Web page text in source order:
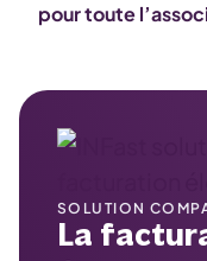
pour toute
SOLUTION
La